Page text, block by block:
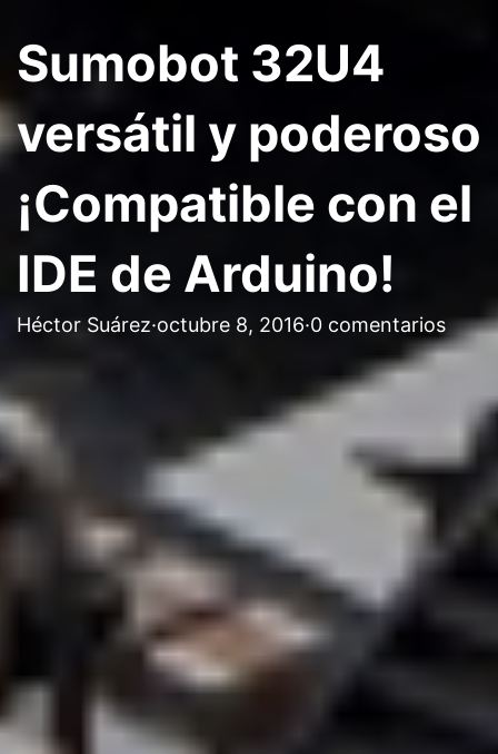
Sumobot 32U4
versátil y poderoso
¡Compatible con el
IDE de Arduino!
Héctor Suárez·octubre 8, 2016·0 comentarios